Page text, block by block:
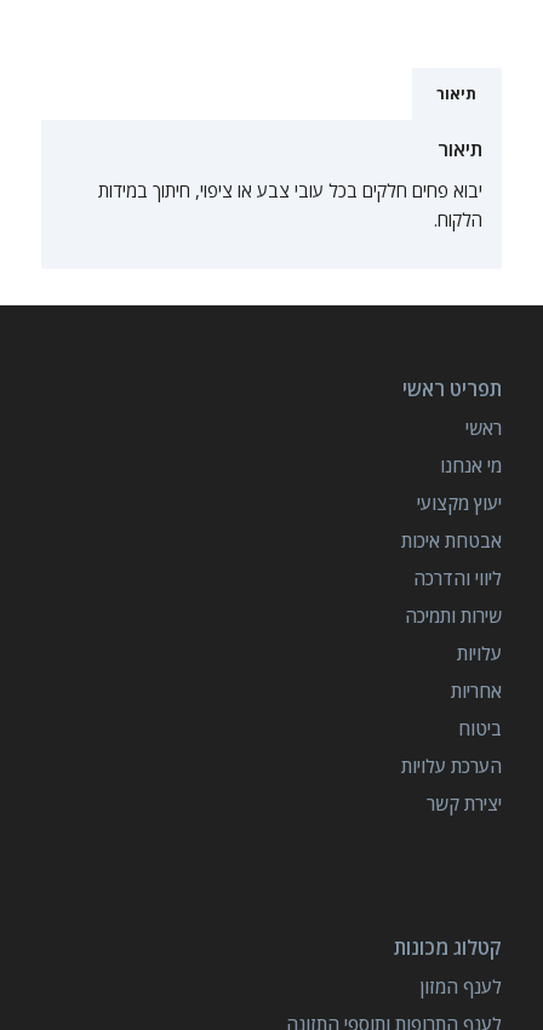
תיאור
תיאור
יבוא פחים חלקים בכל עובי צבע או ציפוי, חיתוך במידות
הלקוח.
תפריט ראשי
ראשי
מי אנחנו
יעוץ מקצועי
אבטחת איכות
ליווי והדרכה
שירות ותמיכה
עלויות
אחריות
ביטוח
הערכת עלויות
יצירת קשר
קטלוג מכונות
לענף המזון
לענף התרופות ותוספי התזונה